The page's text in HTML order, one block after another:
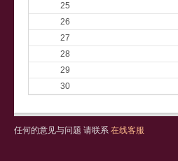
25
26
27
28
29
30
任何的意见与问题 请联系 在线客服